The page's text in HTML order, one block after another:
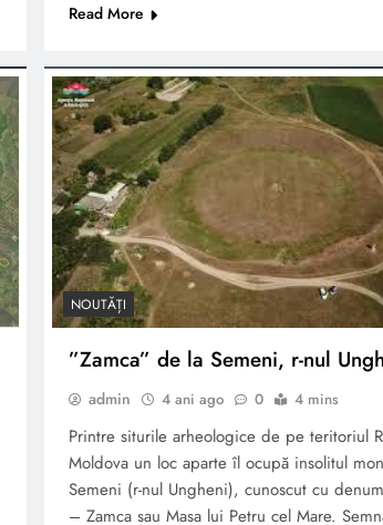
Read More
NOUTĂȚI
”Zamca” de la Semeni, r-nul
admin 4 ani ago 0 4 mins
Printre siturile arheologice de pe teritoriul
Moldova un loc aparte îl ocupă insolitul
Semeni (r-nul Ungheni), cunoscut cu
– Zamca sau Masa lui Petru cel Mare.